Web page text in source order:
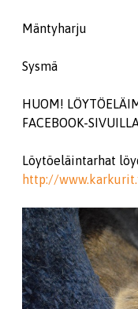
Mäntyharju
Sysmä
HUOM!
FACEBOOK-
Löytöeläintarhat
http://